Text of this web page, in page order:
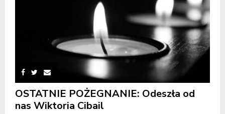
OSTATNIE POŻEGNANIE: Odeszła od
nas Wiktoria Cibail